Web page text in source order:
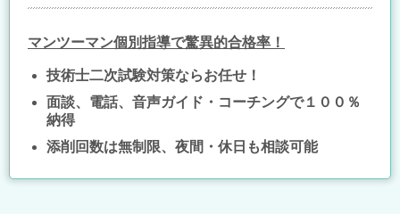
マンツーマン個別指導で驚異的合格率！
技術士二次試験対策ならお任せ！
面談、電話、音声ガイド・コーチングで１００％
納得
添削回数は無制限、夜間・休日も相談可能